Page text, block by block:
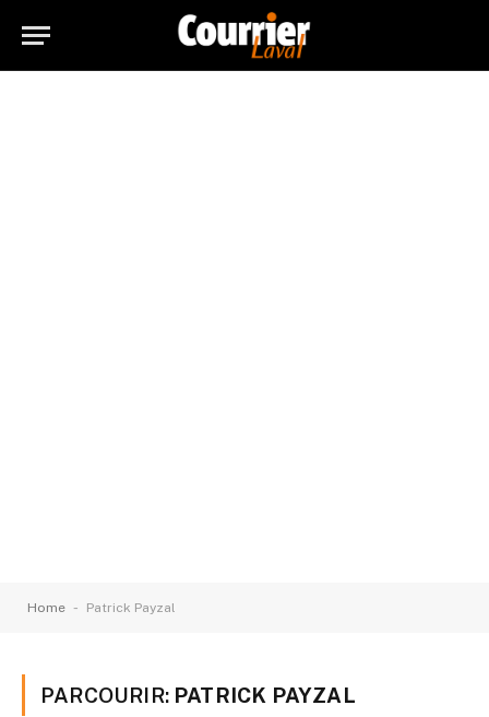
Home - Patrick Payzal
PARCOURIR: PATRICK PAYZAL